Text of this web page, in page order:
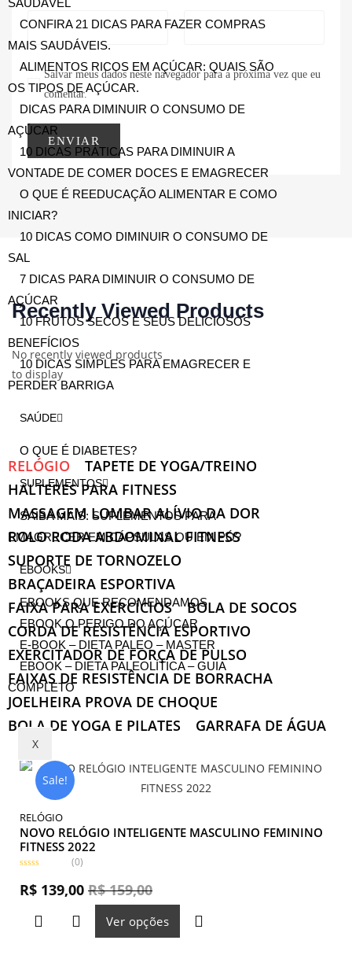
SAUDÁVEL
CONFIRA 21 DICAS PARA FAZER COMPRAS
MAIS SAUDÁVEIS.
ALIMENTOS RICOS EM AÇÚCAR: QUAIS SÃO
OS TIPOS DE AÇÚCAR.
DICAS PARA DIMINUIR O CONSUMO DE
AÇÚCAR
10 DICAS PRÁTICAS PARA DIMINUIR A
VONTADE DE COMER DOCES E EMAGRECER
O QUE É REEDUCAÇÃO ALIMENTAR E COMO
INICIAR?
10 DICAS COMO DIMINUIR O CONSUMO DE
SAL
7 DICAS PARA DIMINUIR O CONSUMO DE
AÇÚCAR
10 FRUTOS SECOS E SEUS DELICIOSOS
BENEFÍCIOS
10 DICAS SIMPLES PARA EMAGRECER E
PERDER BARRIGA
SAÚDE
O QUE É DIABETES?
SUPLEMENTOS
SAIBA MAIS: SUPLEMENTOS PARA
EMAGRECER EM CÁPSULAS OU EM PÓ?
EBOOKS
EBOOKS QUE RECOMENDAMOS
EBOOK O PERIGO DO AÇÚCAR
E-BOOK – DIETA PALEO – MASTER
EBOOK – DIETA PALEOLÍTICA – GUIA
COMPLETO
X
Salvar meus dados neste navegador para a próxima vez que eu
comentar.
Recently Viewed Products
No recently viewed products
to display
RELÓGIO
TAPETE DE YOGA/TREINO
HALTERES PARA FITNESS
MASSAGEM LOMBAR ALÍVIO DA DOR
ROLO RODA ABDOMINAL FITNESS
SUPORTE DE TORNOZELO
BRAÇADEIRA ESPORTIVA
FAIXA PARA EXERCÍCIOS
BOLA DE SOCOS
CORDA DE RESISTÊNCIA ESPORTIVO
EXERCITADOR DE FORÇA DE PULSO
FAIXAS DE RESISTÊNCIA DE BORRACHA
JOELHEIRA PROVA DE CHOQUE
BOLA DE YOGA E PILATES
GARRAFA DE ÁGUA
Sale!
RELÓGIO
NOVO RELÓGIO INTELIGENTE MASCULINO FEMININO
FITNESS 2022
v
a
(0)
R$159,00
R$ 139,00
Ver opções